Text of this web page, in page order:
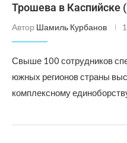
Трошева в Каспийске
Автор Шамиль Курбанов
Свыше 100 сотрудников
южных регионов страны
комплексному